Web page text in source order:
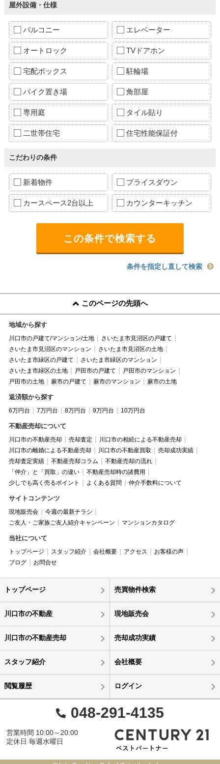
屋外設備・仕様
バルコニー エレベーター
オートロック TVドアホン
宅配ボックス 駐輪場
バイク置き場 角部屋
専用庭 タイル貼り
二世帯住宅 住宅性能保証付
こだわりの条件
新着物件 プライスダウン
カースペース2台以上 カウンターキッチン
条件を指定し直して検索
このページの先頭へ
地域から探す
川口市の戸建て/マンション/土地
さいたま市見沼区の戸建て
さいたま市見沼区のマンション
さいたま市見沼区の土地
さいたま市緑区の戸建て
さいたま市緑区のマンション
さいたま市緑区の土地
戸田市の戸建て
戸田市のマンション
戸田市の土地
蕨市の戸建て 蕨市のマンション 蕨市の土地
返済額から探す
6万円台 7万円台 8万円台 9万円台 10万円台
不動産売却について
川口市の不動産売却 売却査定
川口市の相続による不動産売却
川口市の離婚による不動産売却
川口市の不動産買取
売却成功実績
売却査定実績
不動産売却コラム
不動産売却の流れ
「仲介」と「買取」の違い
不動産売却時の諸費用
少しでも高く売るポイント
よくある質問 仲介手数料について
サイトコンテンツ
現地販売会
今週の最新チラシ
ご友人・ご家族ご友人紹介キャンペーン
マンションカタログ
当社について
トップページ スタッフ紹介 会社概要 アクセス
お客様の声
ブログ
お問合せ
トップページ 売買物件検索
川口市の不動産 現地販売会
川口市の不動産売却 売却成功実績
スタッフ紹介 会社概要
閲覧履歴 ログイン
048-291-4135
営業時間 10:00～20:00
定休日 毎週水曜日